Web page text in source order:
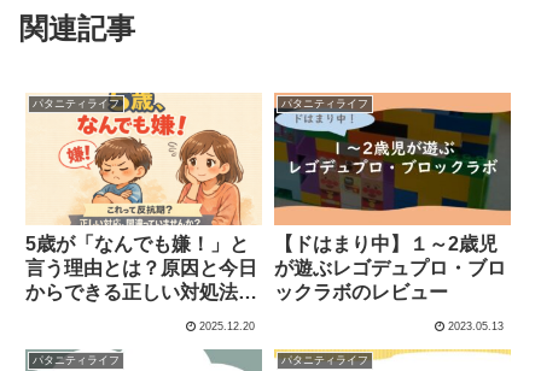
関連記事
パタニティライフ
5歳が「なんでも嫌！」と
言う理由とは？原因と今日
からできる正しい対処法を
2025.12.20
パタニティライフ
【ドはまり中】１～2歳児
が遊ぶレゴデュプロ・ブロ
ックラボのレビュー
2023.05.13
パタニティライフ パタニティライフ